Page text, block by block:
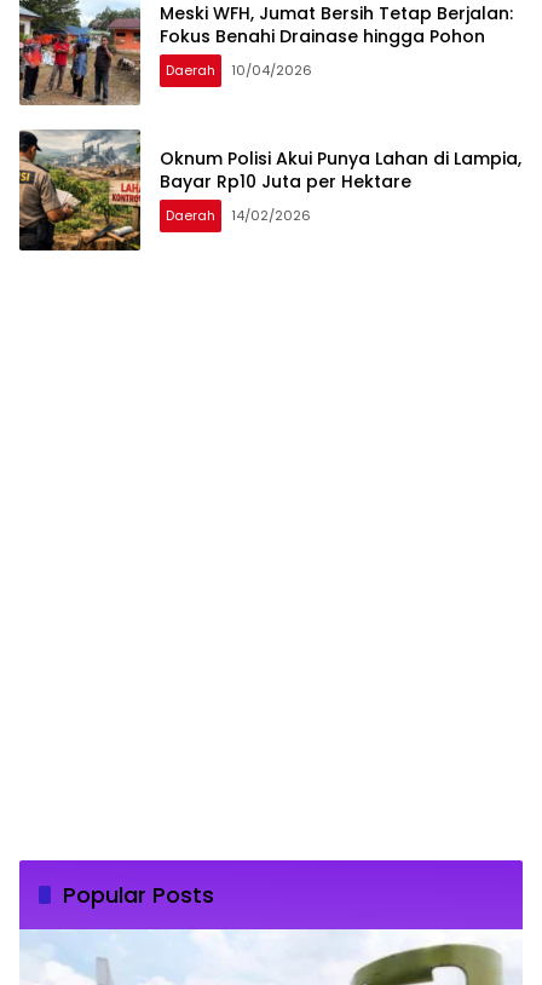
Meski WFH, Jumat Bersih Tetap Berjalan:
Fokus Benahi Drainase hingga Pohon
Daerah 10/04/2026
Oknum Polisi Akui Punya Lahan di Lampia,
Bayar Rp10 Juta per Hektare
Daerah 14/02/2026
Popular Posts